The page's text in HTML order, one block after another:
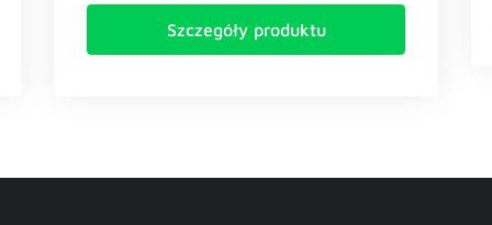
Szczegóły produktu